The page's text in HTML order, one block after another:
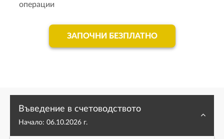
операции
ЗАПОЧНИ БЕЗПЛАТНО
Въведение в счетоводството
Начало: 06.10.2026 г.